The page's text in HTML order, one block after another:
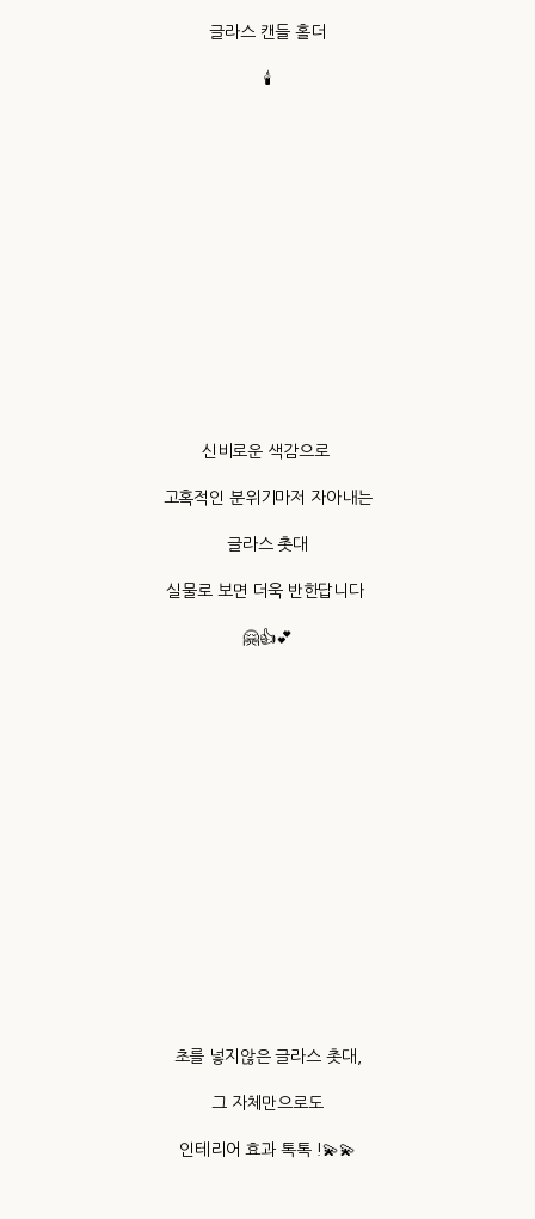
글라스 캔들 홀더
🕯️
신비로운 색감으로
고혹적인 분위기마저 자아내는
글라스 촛대
실물로 보면 더욱 반한답니다
🤗👍💕
초를 넣지않은 글라스 촛대,
그 자체만으로도
인테리어 효과 톡톡 !💫💫